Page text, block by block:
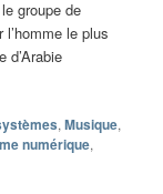
le groupe de
le plus
d’Arabie
,Musique,
numérique,